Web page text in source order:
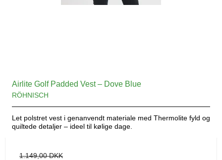
Airlite Golf Padded Vest – Dove Blue
RÖHNISCH
Let polstret vest i genanvendt materiale med Thermolite fyld og
quiltede detaljer – ideel til kølige dage.
1.149,00 DKK